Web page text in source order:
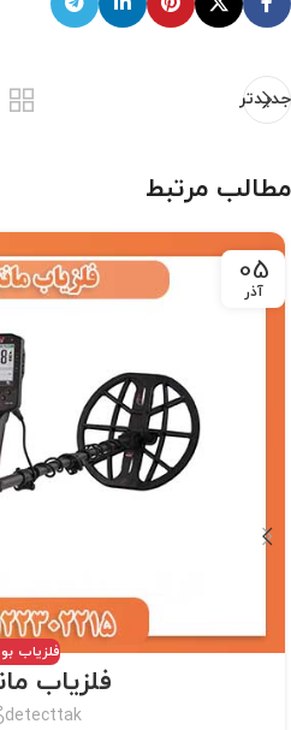
جدیدتر
مطالب مرتبط
05
آذر
فلزیاب
فلزیاب
detecttak